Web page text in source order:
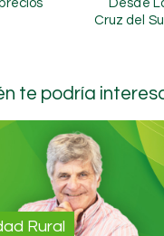
Desde
Cruz del
te podría
Rural